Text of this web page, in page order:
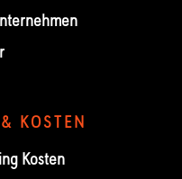
KOSTEN
Kosten